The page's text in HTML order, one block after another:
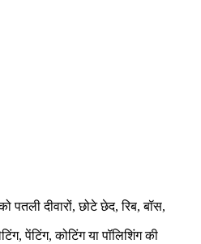
पतली दीवारों, छोटे छेद, रिब, बॉस,
पेंटिंग, कोटिंग या पॉलिशिंग की